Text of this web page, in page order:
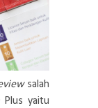
salah
Plus yaitu